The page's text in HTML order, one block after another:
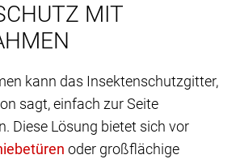
MIT
kann das Insektenschutzgitter,
sagt, einfach zur Seite
Diese Lösung bietet sich vor
oder großflächige